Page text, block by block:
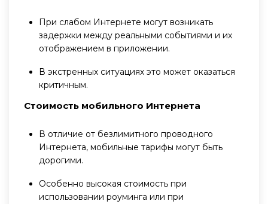
При слабом Интернете могут возникать
задержки между реальными событиями и их
отображением в приложении.
В экстренных ситуациях это может оказаться
критичным.
Стоимость мобильного Интернета
В отличие от безлимитного проводного
Интернета, мобильные тарифы могут быть
дорогими.
Особенно высокая стоимость при
использовании роуминга или при